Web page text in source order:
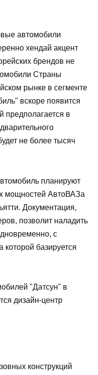
автомобили
хендай акцент
брендов не
Страны
рынке в сегменте
вскоре появится
предполагается в
не более тысяч
планируют
мощностей АвтоВАЗа
Документация,
позволит наладить
с
базируется
"Датсун" в
дизайн-центр
конструкций